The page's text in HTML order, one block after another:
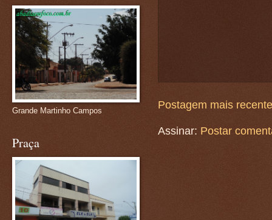
Postagem mais recente
Assinar: Postar
Grande Martinho Campos
Praça